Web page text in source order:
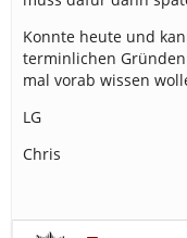
Konnte heute und
terminlichen
mal vorab wissen
LG
Chris